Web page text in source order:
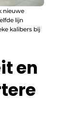
nieuwe
lijn
kalibers bij
en